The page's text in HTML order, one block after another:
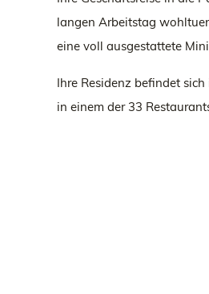
langen Arbeitstag
eine voll ausgestattete
Ihre Residenz befindet
in einem der 33